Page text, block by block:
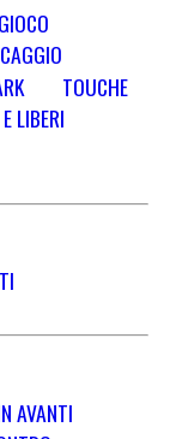
TOUCHE
LIBERI
AVANTI